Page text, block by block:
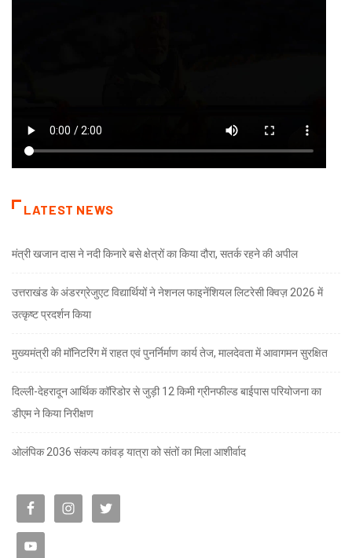
LATEST NEWS
मंत्री खजान दास ने नदी किनारे बसे क्षेत्रों का किया दौरा, सतर्क रहने की अपील
उत्तराखंड के अंडरग्रेजुएट विद्यार्थियों ने नेशनल फाइनेंशियल लिटरेसी क्विज़ 2026 में
उत्कृष्ट प्रदर्शन किया
मुख्यमंत्री की मॉनिटरिंग में राहत एवं पुनर्निर्माण कार्य तेज, मालदेवता में आवागमन सुरक्षित
दिल्ली-देहरादून आर्थिक कॉरिडोर से जुड़ी 12 किमी ग्रीनफील्ड बाईपास परियोजना का
डीएम ने किया निरीक्षण
ओलंपिक 2036 संकल्प कांवड़ यात्रा को संतों का मिला आशीर्वाद